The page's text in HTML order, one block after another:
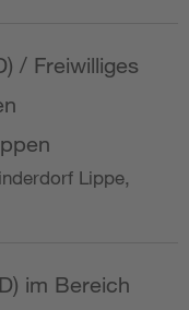
/ Freiwilliges
Lippe,
im Bereich